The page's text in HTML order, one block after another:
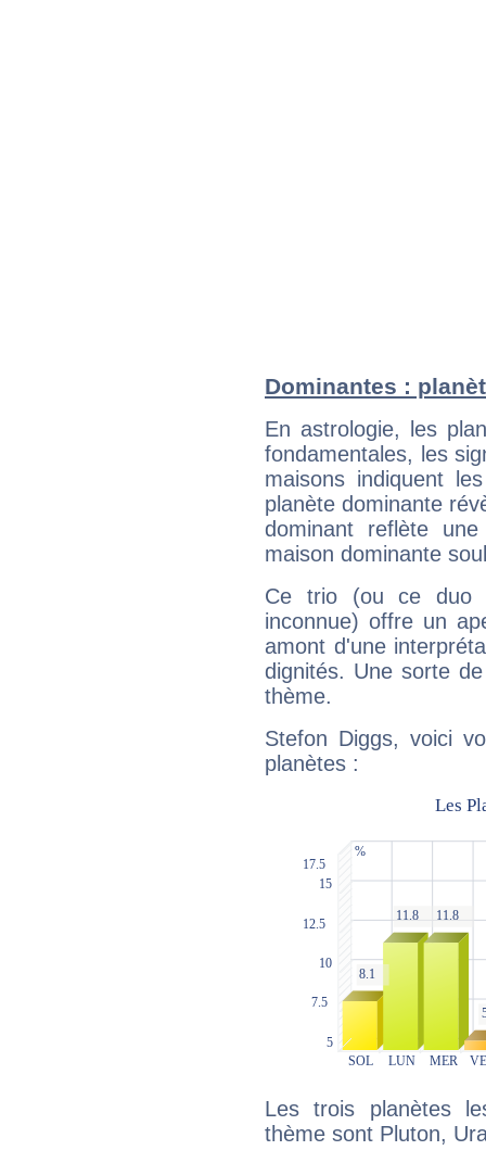
Dominantes :
En astrologie, les
fondamentales, les
maisons indiquent
planète dominante
dominant reflète
maison dominante
Ce trio (ou ce duo
inconnue) offre un
amont d'une
dignités. Une sorte
thème.
Stefon Diggs, voici
planètes :
Les trois planètes
thème sont Pluton,